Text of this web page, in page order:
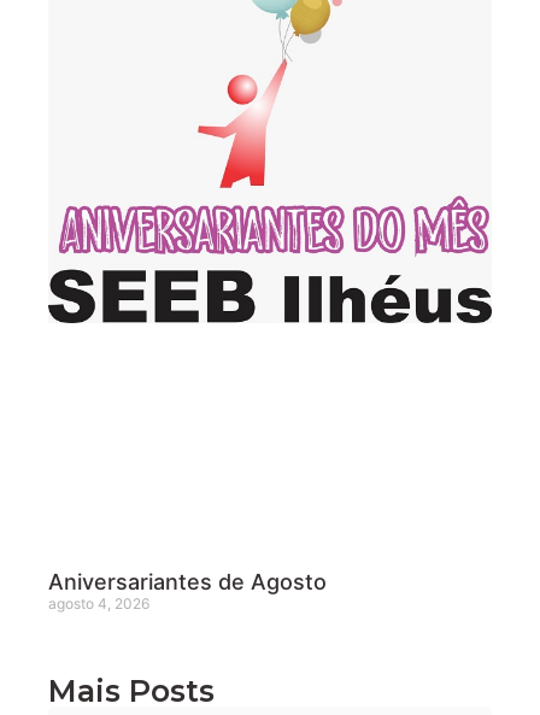
Aniversariantes de Agosto
agosto 4, 2026
Mais Posts